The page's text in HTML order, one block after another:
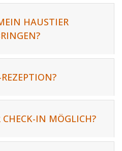
HAUSTIER
IN MÖGLICH?